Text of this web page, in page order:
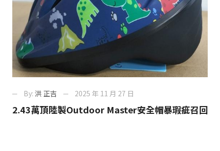
By: 洪 正吉 2025 年 11 月 27 日
2.43萬頂陸製Outdoor Master安全帽暴瑕疵召回